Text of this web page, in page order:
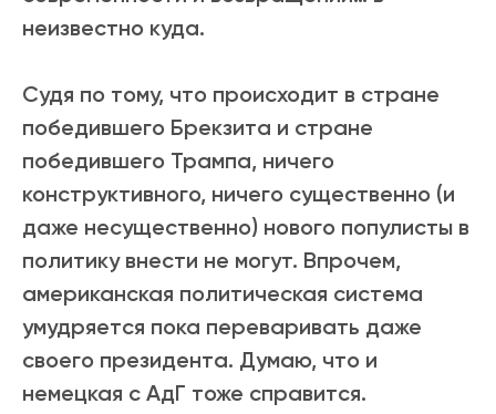
неизвестно куда.
Судя по тому, что происходит в стране
победившего Брекзита и стране
победившего Трампа, ничего
конструктивного, ничего существенно (и
даже несущественно) нового популисты в
политику внести не могут. Впрочем,
американская политическая система
умудряется пока переваривать даже
своего президента. Думаю, что и
немецкая с АдГ тоже справится.